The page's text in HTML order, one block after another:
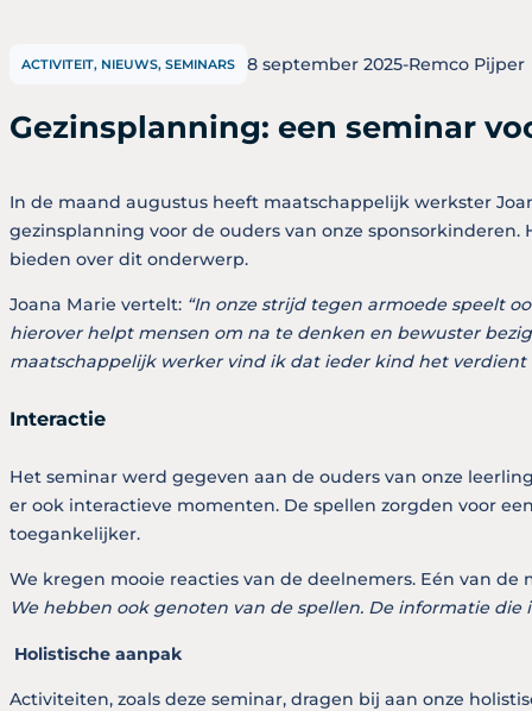
ACTIVITEIT, NIEUWS, SEMINARS 8 september 2025-Remco Pijper
Gezinsplanning: een seminar
In de maand augustus heeft maatschappelijk werkster
gezinsplanning voor de ouders van onze
bieden over dit onderwerp.
Joana Marie vertelt: “In onze strijd tegen armoede speelt
hierover helpt mensen om na te denken en bewuster
maatschappelijk werker vind ik dat ieder kind het verdient
Interactie
Het seminar werd gegeven aan de ouders van onze
er ook interactieve momenten. De spellen zorgden voor
toegankelijker.
We kregen mooie reacties van de deelnemers. Eén van de
We hebben ook genoten van de spellen. De informatie die
Holistische aanpak
Activiteiten, zoals deze seminar, dragen bij aan onze